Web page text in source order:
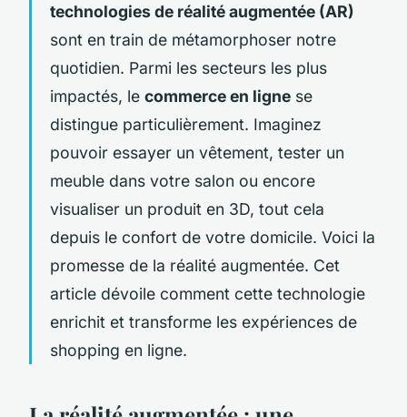
technologies de réalité augmentée (AR)
sont en train de métamorphoser notre
quotidien. Parmi les secteurs les plus
impactés, le commerce en ligne se
distingue particulièrement. Imaginez
pouvoir essayer un vêtement, tester un
meuble dans votre salon ou encore
visualiser un produit en 3D, tout cela
depuis le confort de votre domicile. Voici la
promesse de la réalité augmentée. Cet
article dévoile comment cette technologie
enrichit et transforme les expériences de
shopping en ligne.